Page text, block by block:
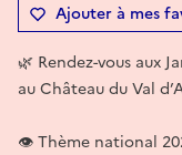
Ajouter à mes
🌿 Rendez-vous aux
au Château du Val
👁 Thème national